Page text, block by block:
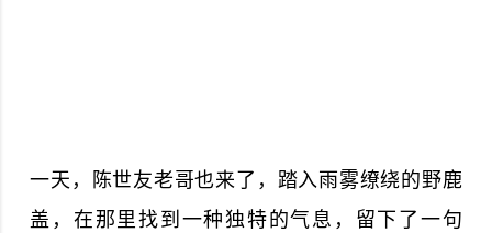
一天，陈世友老哥也来了，踏入雨雾缭绕的野鹿
盖，在那里找到一种独特的气息，留下了一句